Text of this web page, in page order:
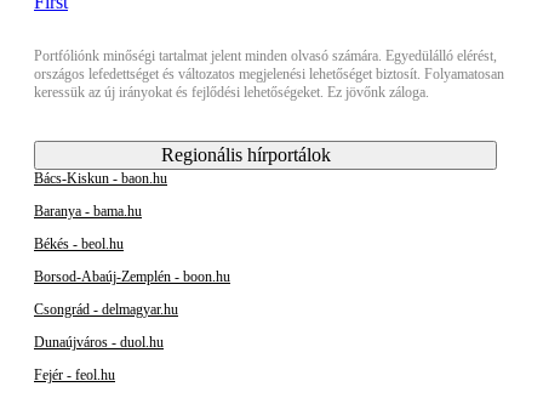
Portfóliónk minőségi tartalmat jelent minden olvasó számára. Egyedülálló elérést,
országos lefedettséget és változatos megjelenési lehetőséget biztosít. Folyamatosan
keressük az új irányokat és fejlődési lehetőségeket. Ez jövőnk záloga.
Regionális hírportálok
Bács-Kiskun - baon.hu
Baranya - bama.hu
Békés - beol.hu
Borsod-Abaúj-Zemplén - boon.hu
Csongrád - delmagyar.hu
Dunaújváros - duol.hu
Fejér - feol.hu